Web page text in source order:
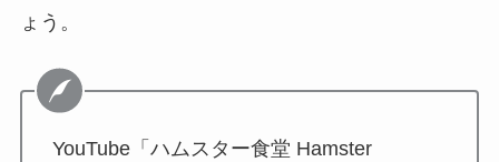
ょう。
YouTube「ハムスター食堂 Hamster